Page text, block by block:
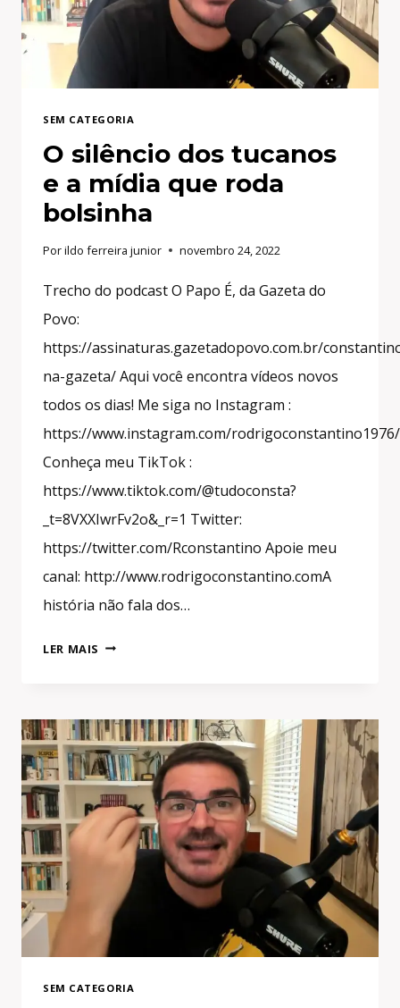
SEM CATEGORIA
O silêncio dos tucanos
e a mídia que roda
bolsinha
Porildo ferreira junior novembro 24, 2022
Trecho do podcast O Papo É, da Gazeta do
Povo:
https://assinaturas.gazetadopovo.com.br/
na-gazeta/ Aqui você encontra vídeos novos
todos os dias! Me siga no Instagram :
https://www.instagram.com/rodrigoconstantino1976/
Conheça meu TikTok :
https://www.tiktok.com/@tudoconsta?
_t=8VXXIwrFv2o&_r=1 Twitter:
https://twitter.com/Rconstantino Apoie meu
canal: http://www.rodrigoconstantino.comA
história não fala dos…
LER MAIS
E
A
MÍDIA
QUE
RODA
BOLSINHA
SEM CATEGORIA